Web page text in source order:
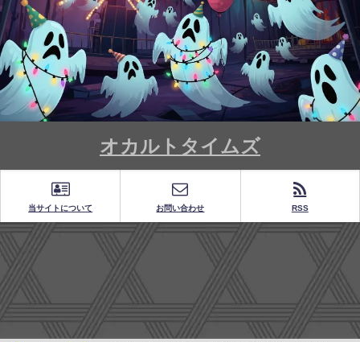
オカルトタイムズ
当サイトについて お問い合わせ RSS